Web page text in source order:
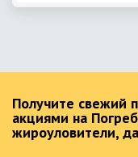
Получите свежий
акциями на
жироуловители,